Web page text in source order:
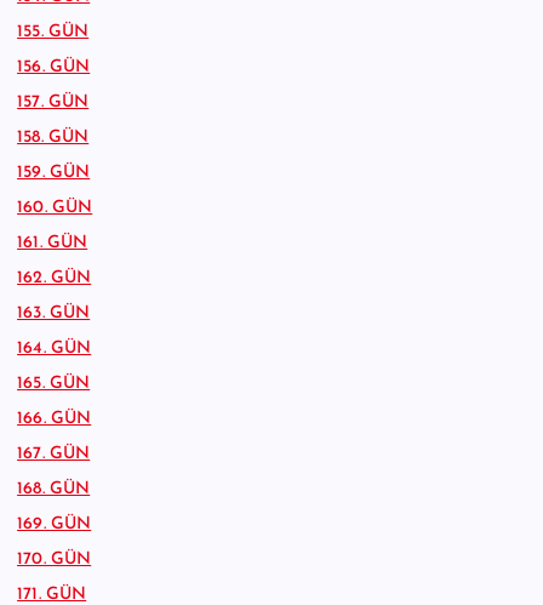
155. GÜN
156. GÜN
157. GÜN
158. GÜN
159. GÜN
160. GÜN
161. GÜN
162. GÜN
163. GÜN
164. GÜN
165. GÜN
166. GÜN
167. GÜN
168. GÜN
169. GÜN
170. GÜN
171. GÜN